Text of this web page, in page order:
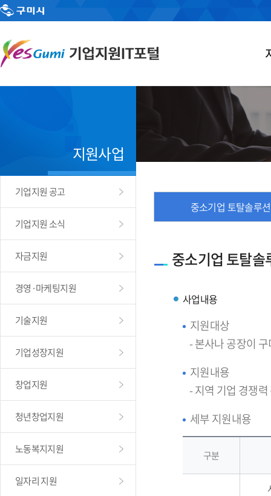
지원사업
기업지원 공고
기업지원 소식
자금지원
경영·마케팅지원
기술지원
기업성장지원
창업지원
청년창업지원
노동복지지원
일자리 지원
중소기업 토탈솔루
중소기업 토탈솔
사업내용
지원대상
- 본사나 공장이
지원내용
- 지역 기업 경쟁
세부 지원내용
구분